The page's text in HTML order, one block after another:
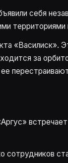
себя
территориями
за
сотрудников